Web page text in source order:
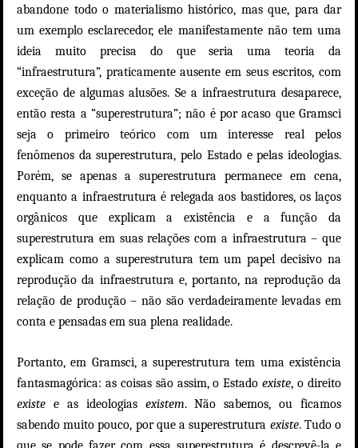
abandone todo o materialismo histórico, mas que, para dar
um exemplo esclarecedor, ele manifestamente não tem uma
ideia muito precisa do que seria uma teoria da
“infraestrutura”, praticamente ausente em seus escritos, com
exceção de algumas alusões. Se a infraestrutura desaparece,
então resta a “superestrutura”; não é por acaso que Gramsci
seja o primeiro teórico com um interesse real pelos
fenômenos da superestrutura, pelo Estado e pelas ideologias.
Porém, se apenas a superestrutura permanece em cena,
enquanto a infraestrutura é relegada aos bastidores, os laços
orgânicos que explicam a existência e a função da
superestrutura em suas relações com a infraestrutura – que
explicam como a superestrutura tem um papel decisivo na
reprodução da infraestrutura e, portanto, na reprodução da
relação de produção – não são verdadeiramente levadas em
conta e pensadas em sua plena realidade.
Portanto, em Gramsci, a superestrutura tem uma existência
fantasmagórica: as coisas são assim, o Estadoexiste, o direito
existe e as ideologias existem. Não sabemos, ou ficamos
sabendo muito pouco, por que a superestrutura existe. Tudo o